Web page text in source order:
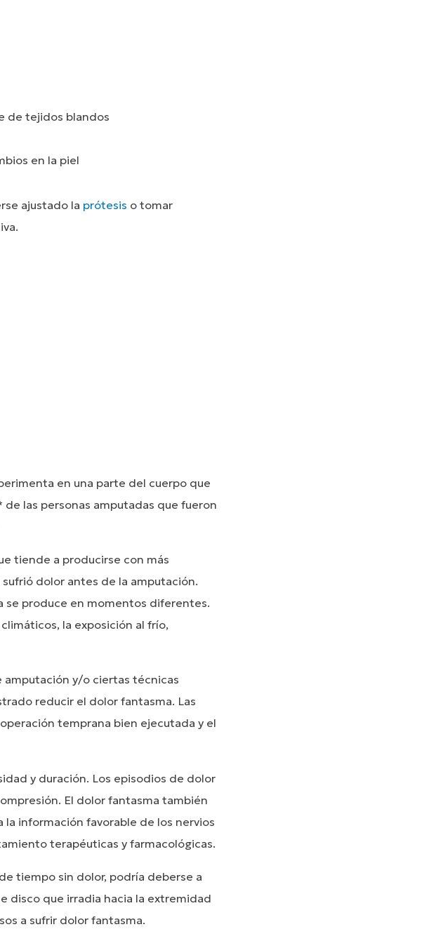
de tejidos blandos
en la piel
ajustado la prótesis o tomar
en una parte del cuerpo que
las personas amputadas que fueron
tiende a producirse con más
dolor antes de la amputación.
se produce en momentos diferentes.
la exposición al frío,
y/o ciertas técnicas
reducir el dolor fantasma. Las
temprana bien ejecutada y el
y duración. Los episodios de dolor
El dolor fantasma también
información favorable de los nervios
terapéuticas y farmacológicas.
tiempo sin dolor, podría deberse a
disco que irradia hacia la extremidad
a sufrir dolor fantasma.